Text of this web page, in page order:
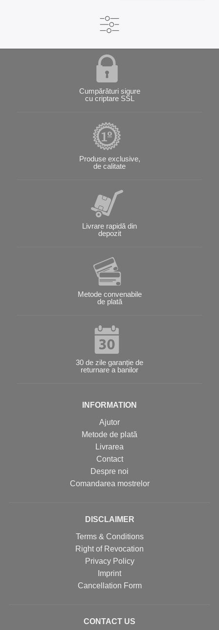
Cumpărături sigure
cu criptare SSL
Produse exclusive,
de calitate
Livrare rapidă din
depozit
Metode convenabile
de plată
30 de zile garanție de
returnare a banilor
INFORMATION
Ajutor
Metode de plată
Livrarea
Contact
Despre noi
Comandarea mostrelor
DISCLAIMER
Terms & Conditions
Right of Revocation
Privacy Policy
Imprint
Cancellation Form
CONTACT US